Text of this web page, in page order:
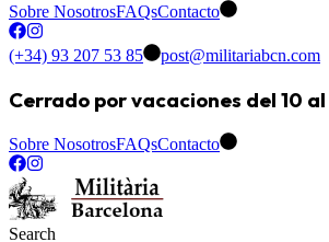
Sobre NosotrosFAQsContacto
(+34) 93 207 53 85 post@militariabcn.com
Cerrado por vacaciones del 10
Sobre NosotrosFAQsContacto
Search